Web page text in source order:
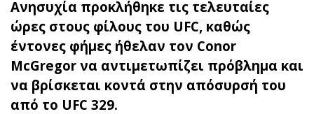
Ανησυχία προκλήθηκε τις τελευταίες
ώρες στους φίλους του UFC, καθώς
έντονες φήμες ήθελαν τον Conor
McGregor να αντιμετωπίζει πρόβλημα και
να βρίσκεται κοντά στην απόσυρσή του
από το UFC 329.